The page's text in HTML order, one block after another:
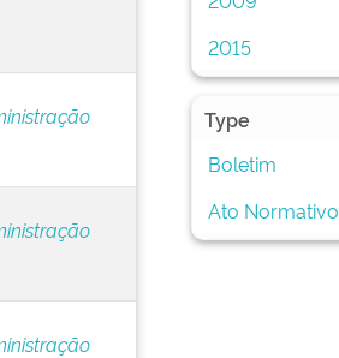
2015
Type
Boletim
Ato Normativo